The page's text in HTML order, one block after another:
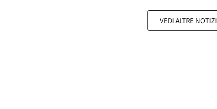
VEDI ALTRE